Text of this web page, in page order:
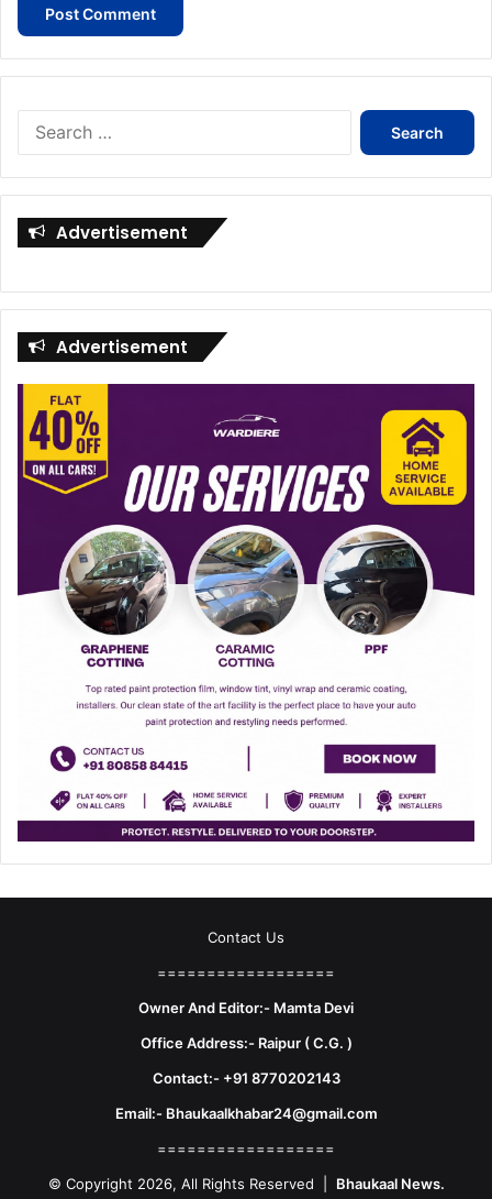
Search
Advertisement
Advertisement
Contact Us
==================
Owner And Editor:- Mamta Devi
Office Address:- Raipur ( C.G. )
Contact:- +91 8770202143
Email:- Bhaukaalkhabar24@gmail.com
==================
© Copyright 2026, All Rights Reserved | Bhaukaal News.